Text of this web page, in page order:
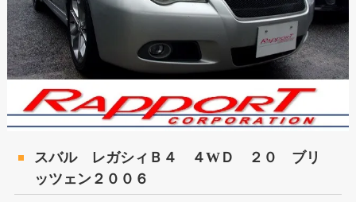
スバル レガシィＢ４ ４WＤ ２０ ブリ
ッツェン２００６